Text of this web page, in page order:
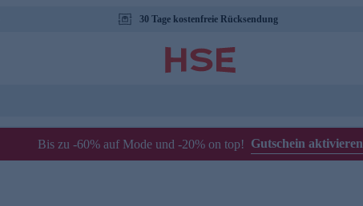
30 Tage kostenfreie Rücksendung
Bis zu -60% auf Mode und -20% on top! Gutschein aktivieren